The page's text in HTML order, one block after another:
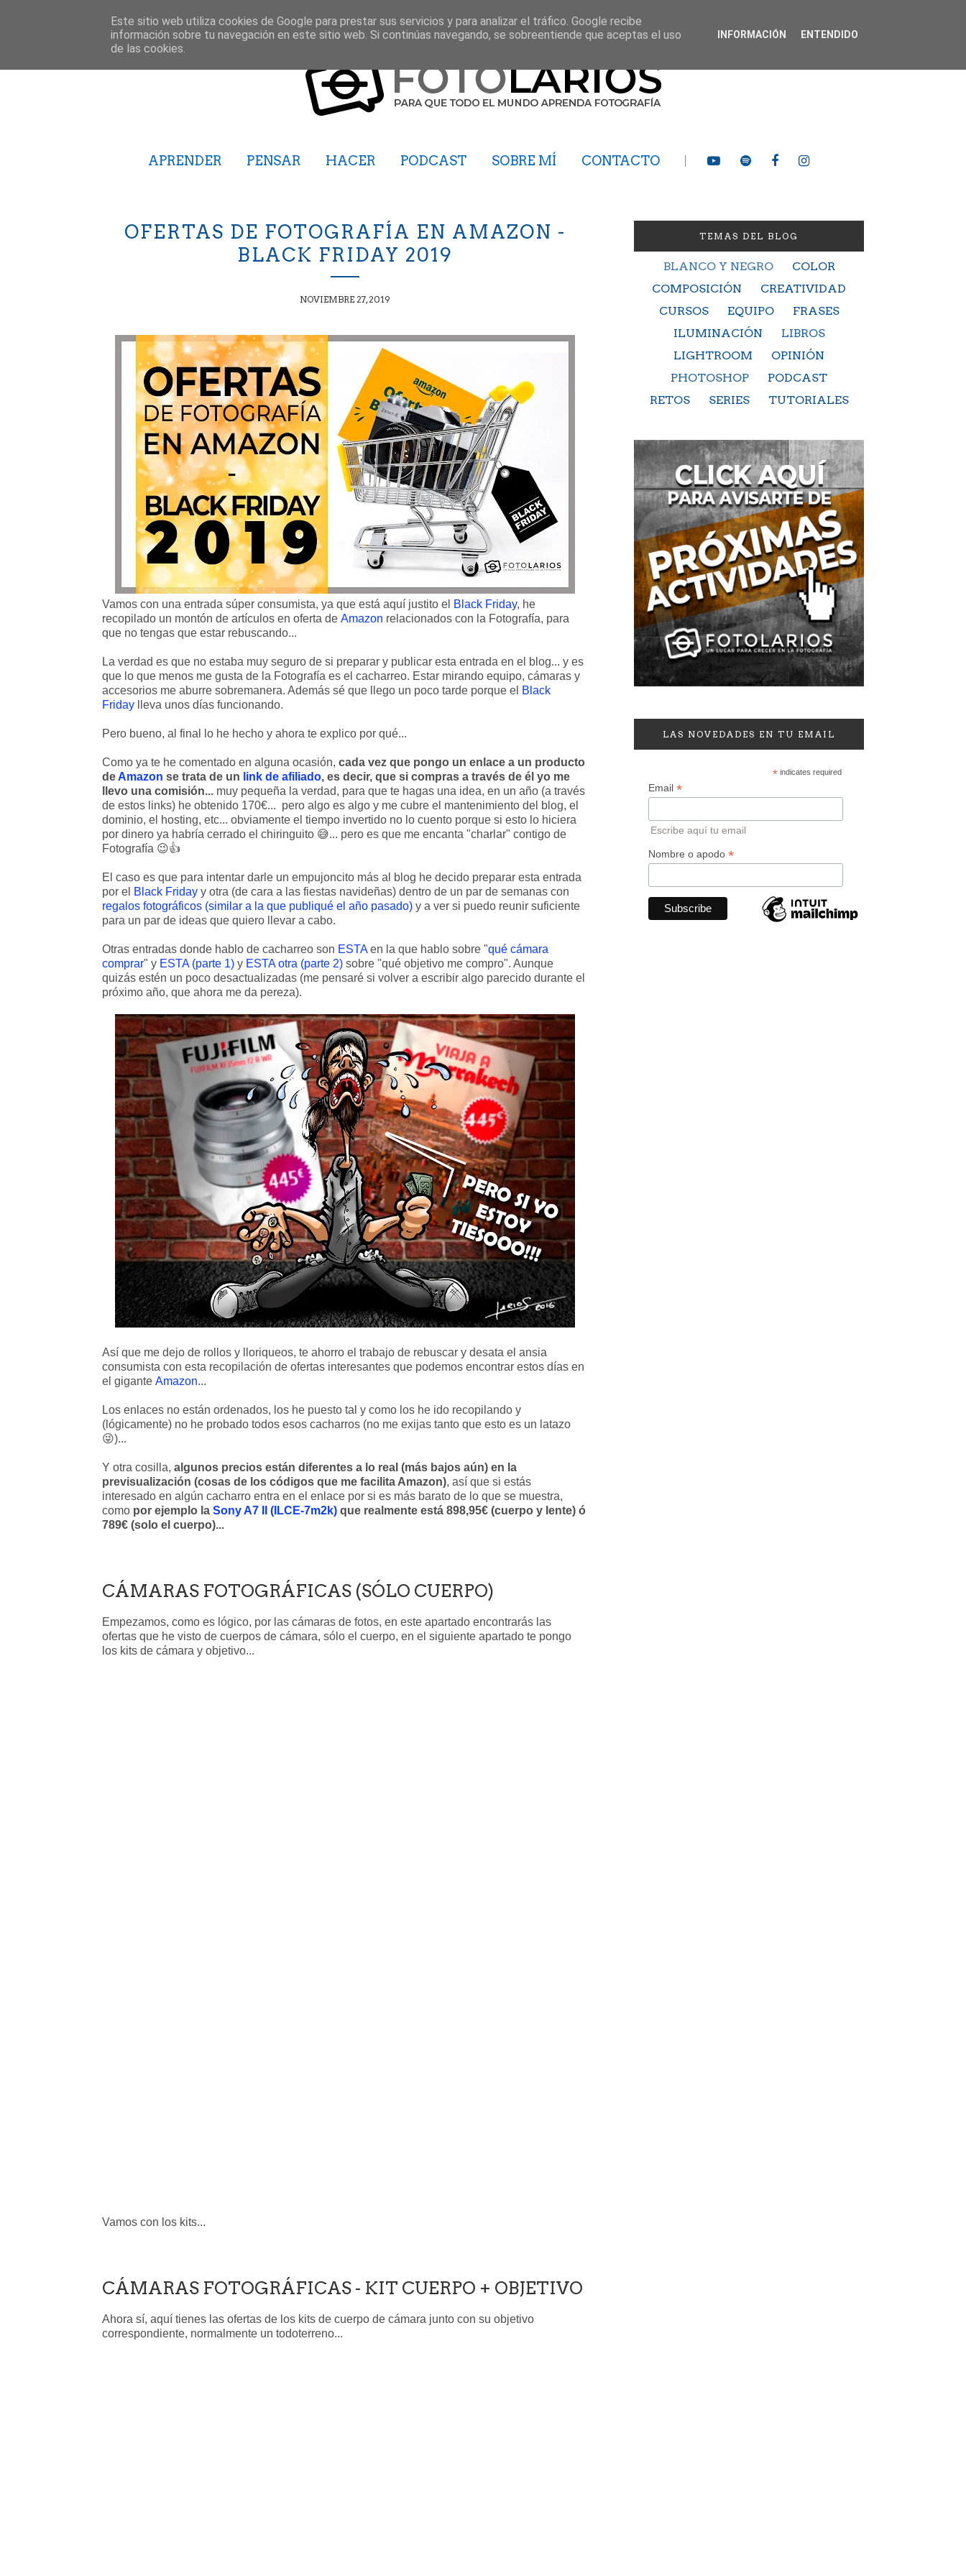
APRENDER PENSAR HACER PODCAST SOBRE MÍ CONTACTO
OFERTAS DE FOTOGRAFÍA EN AMAZON -
BLACK FRIDAY 2019
NOVIEMBRE 27, 2019
Vamos con una entrada súper consumista, ya que está aquí justito el Black Friday, he
recopilado un montón de artículos en oferta de Amazon relacionados con la Fotografía, para
que no tengas que estar rebuscando...
La verdad es que no estaba muy seguro de si preparar y publicar esta entrada en el blog... y es
que lo que menos me gusta de la Fotografía es el cacharreo. Estar mirando equipo, cámaras y
accesorios me aburre sobremanera. Además sé que llego un poco tarde porque el Black
Friday lleva unos días funcionando.
Pero bueno, al final lo he hecho y ahora te explico por qué...
Como ya te he comentado en alguna ocasión, cada vez que pongo un enlace a un producto
deAmazon se trata de un link de afiliado, es decir, que si compras a través de él yo me
llevo una comisión... muy pequeña la verdad, para que te hagas una idea, en un año (a través
de estos links) he obtenido 170€... pero algo es algo y me cubre el mantenimiento del blog, el
dominio, el hosting, etc... obviamente el tiempo invertido no lo cuento porque si esto lo hiciera
por dinero ya habría cerrado el chiringuito 😅... pero es que me encanta "charlar" contigo de
Fotografía 😉👍
El caso es que para intentar darle un empujoncito más al blog he decido preparar esta entrada
por el Black Friday y otra (de cara a las fiestas navideñas) dentro de un par de semanas con
regalos fotográficos (similar a la que publiqué el año pasado) y a ver si puedo reunir suficiente
para un par de ideas que quiero llevar a cabo.
Otras entradas donde hablo de cacharreo son ESTAen la que hablo sobre "qué cámara
comprar" y ESTA (parte 1) y ESTA otra (parte 2) sobre "qué objetivo me compro". Aunque
quizás estén un poco desactualizadas (me pensaré si volver a escribir algo parecido durante el
próximo año, que ahora me da pereza).
Así que me dejo de rollos y lloriqueos, te ahorro el trabajo de rebuscar y desata el ansia
consumista con esta recopilación de ofertas interesantes que podemos encontrar estos días en
el gigante Amazon...
Los enlaces no están ordenados, los he puesto tal y como los he ido recopilando y
(lógicamente) no he probado todos esos cacharros (no me exijas tanto que esto es un latazo
😜)...
Y otra cosilla, algunos precios están diferentes a lo real (más bajos aún) en la
previsualización (cosas de los códigos que me facilita Amazon), así que si estás
interesado en algún cacharro entra en el enlace por si es más barato de lo que se muestra,
como por ejemplo la Sony A7 II (ILCE-7m2k) que realmente está 898,95€ (cuerpo y lente) ó
789€ (solo el cuerpo)...
CÁMARAS FOTOGRÁFICAS (SÓLO CUERPO)
Empezamos, como es lógico, por las cámaras de fotos, en este apartado encontrarás las
ofertas que he visto de cuerpos de cámara, sólo el cuerpo, en el siguiente apartado te pongo
los kits de cámara y objetivo...
Vamos con los kits...
CÁMARAS FOTOGRÁFICAS - KIT CUERPO + OBJETIVO
Ahora sí, aquí tienes las ofertas de los kits de cuerpo de cámara junto con su objetivo
correspondiente, normalmente un todoterreno...
TEMAS DEL BLOG
BLANCO Y NEGRO
COLOR
COMPOSICIÓN
CREATIVIDAD
CURSOS
EQUIPO
FRASES
ILUMINACIÓN
LIBROS
LIGHTROOM
OPINIÓN
PHOTOSHOP
PODCAST
RETOS
SERIES TUTORIALES
LAS NOVEDADES EN TU EMAIL
*indicates required
Email *
Escribe aquí tu email
Nombre o apodo *
Este sitio web utiliza cookies de Google para prestar sus servicios y para analizar el tráfico. Google recibe
información sobre tu navegación en este sitio web. Si continúas navegando, se sobreentiende que aceptas el uso
de las cookies.
INFORMACIÓN ENTENDIDO